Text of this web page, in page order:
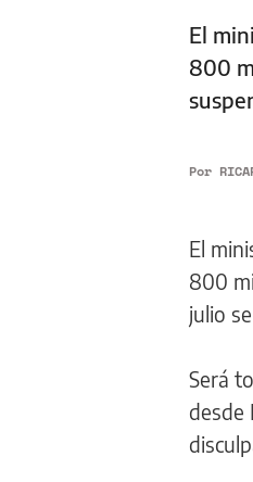
El
800
Por
El
800
julio
Será
desde